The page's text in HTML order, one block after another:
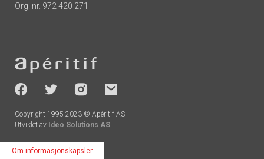
Org. nr. 972 420 271
-
socials
Copyright 1995-2023 © Apéritif AS
Utviklet av Ideo Solutions AS
Om informasjonskapsler